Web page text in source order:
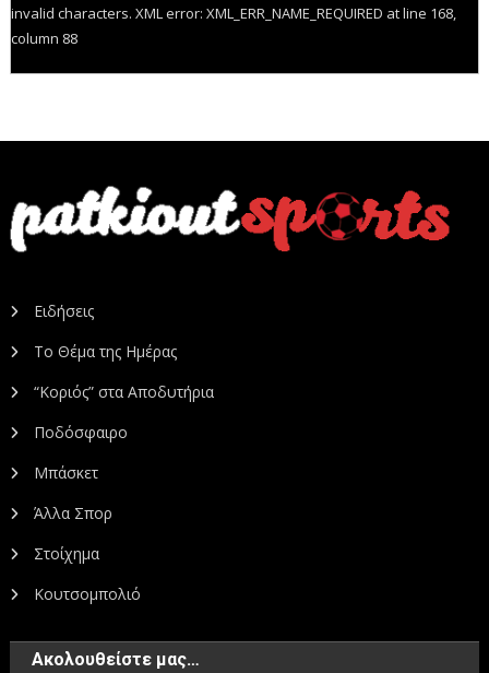
invalid characters. XML error: XML_ERR_NAME_REQUIRED at line 168,
column 88
Ειδήσεις
Το Θέμα της Ημέρας
“Κοριός” στα Αποδυτήρια
Ποδόσφαιρο
Μπάσκετ
Άλλα Σπορ
Στοίχημα
Κουτσομπολιό
Ακολουθείστε μας…